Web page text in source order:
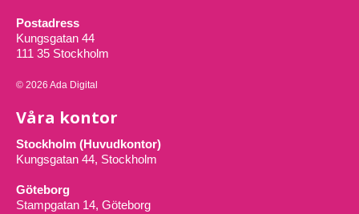
Postadress
Kungsgatan 44
111 35 Stockholm
© 2026 Ada Digital
Våra kontor
Stockholm (Huvudkontor)
Kungsgatan 44, Stockholm
Göteborg
Stampgatan 14, Göteborg